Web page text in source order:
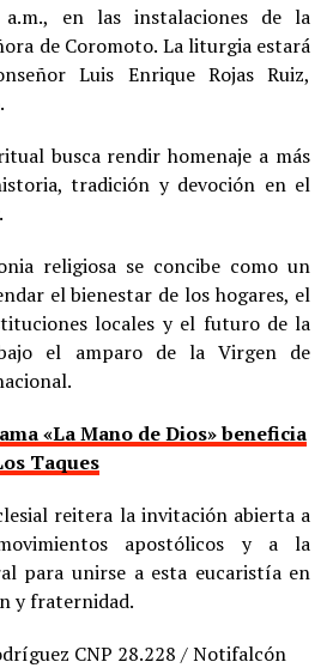
en las instalaciones de la
de Coromoto. La liturgia estará
Luis Enrique Rojas Ruiz,
busca rendir homenaje a más
tradición y devoción en el
religiosa se concibe como un
el bienestar de los hogares, el
locales y el futuro de la
el amparo de la Virgen de
«La Mano de Dios» beneficia
Taques
reitera la invitación abierta a
apostólicos y a la
para unirse a esta eucaristía en
y fraternidad.
CNP 28.228 / Notifalcón